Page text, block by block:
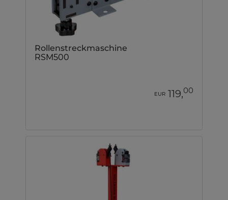
Rollenstreckmaschine
RSM500
EUR 119,00